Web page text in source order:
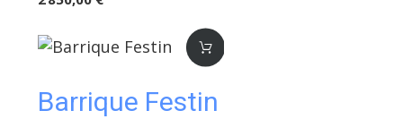
Barrique Festin